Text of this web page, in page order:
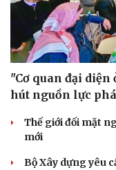
"Cơ quan đại
hút nguồn lực
Thế giới đối mặt
mới
Bộ Xây dựng yêu